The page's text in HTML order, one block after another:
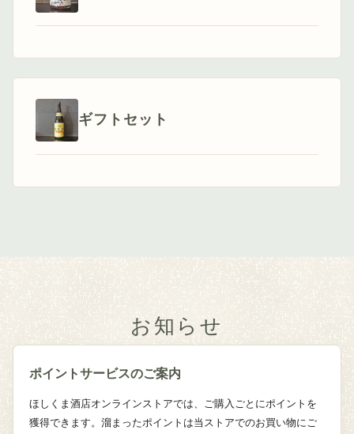
ギフトセット
お知らせ
ポイントサービスのご案内
ほしくま酒店オンラインストアでは、ご購入ごとにポイントを
獲得できます。溜まったポイントは当ストアでのお買い物にご